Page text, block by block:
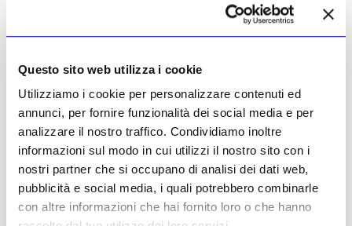
Questo sito web utilizza i cookie
Utilizziamo i cookie per personalizzare contenuti ed
annunci, per fornire funzionalità dei social media e per
analizzare il nostro traffico. Condividiamo inoltre
informazioni sul modo in cui utilizzi il nostro sito con i
nostri partner che si occupano di analisi dei dati web,
pubblicità e social media, i quali potrebbero combinarle
con altre informazioni che hai fornito loro o che hanno
all’immigrazione irregolare, ai diritti delle
persone transgender e a modelli femminili
proprio impegno verso una ricerca
«indipendente e apartitica», riaffermando una
Alessia De Michelis, 09 luglio
2026 | © Riproduzione